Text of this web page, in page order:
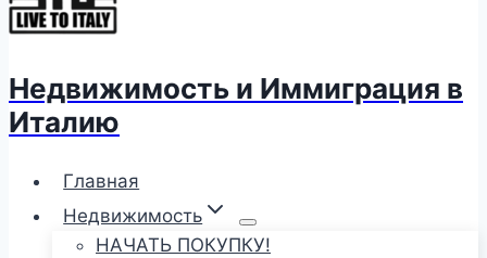
Недвижимость и Иммиграция в
Италию
Главная
Недвижимость
НАЧАТЬ ПОКУПКУ!